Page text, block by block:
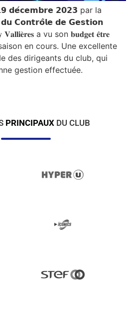
𝗱𝗲́𝗰𝗲𝗺𝗯𝗿𝗲 𝟮𝟬𝟮𝟯 par la
𝗱𝘂 𝗖𝗼𝗻𝘁𝗿𝗼̂𝗹𝗲 𝗱𝗲 𝗚𝗲𝘀𝘁𝗶𝗼𝗻
a vu son 𝐛𝐮𝐝𝐠𝐞𝐭 𝐞̂𝐭𝐫𝐞
saison en cours. Une excellente
des dirigeants du club, qui
gestion effectuée.
PRINCIPAUX DU CLUB